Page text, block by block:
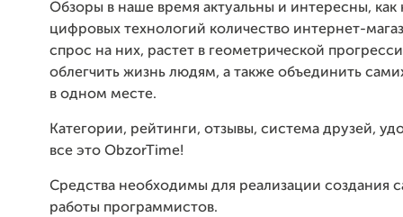
Обзоры в наше время актуальны и интересны, как
цифровых технологий количество интернет-
спрос на них, растет в геометрической
облегчить жизнь людям, а также объединить
в одном месте.
Категории, рейтинги, отзывы, система друзей,
все это ObzorTime!
Средства необходимы для реализации создания
работы программистов.